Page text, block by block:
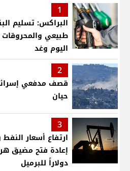
1
البراكس: تسليم
طبيعي
اليوم وغد
2
قصف مدفعي
حيان
3
ارتفاع أسعار
دولاراً للبرميل